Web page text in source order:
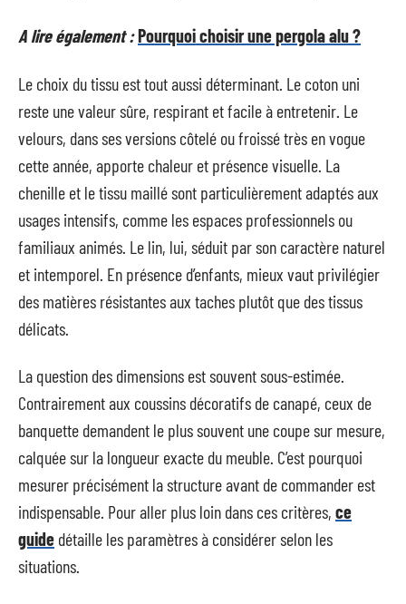
A lire également :Pourquoi choisir une pergola alu ?
Le choix du tissu est tout aussi déterminant. Le coton uni
reste une valeur sûre, respirant et facile à entretenir. Le
velours, dans ses versions côtelé ou froissé très en vogue
cette année, apporte chaleur et présence visuelle. La
chenille et le tissu maillé sont particulièrement adaptés aux
usages intensifs, comme les espaces professionnels ou
familiaux animés. Le lin, lui, séduit par son caractère naturel
et intemporel. En présence d’enfants, mieux vaut privilégier
des matières résistantes aux taches plutôt que des tissus
délicats.
La question des dimensions est souvent sous-estimée.
Contrairement aux coussins décoratifs de canapé, ceux de
banquette demandent le plus souvent une coupe sur mesure,
calquée sur la longueur exacte du meuble. C’est pourquoi
mesurer précisément la structure avant de commander est
indispensable. Pour aller plus loin dans ces critères, ce
guide détaille les paramètres à considérer selon les
situations.